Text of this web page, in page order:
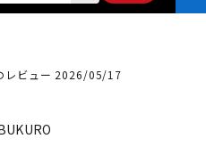
ドラム
レビュー 2026/05/17